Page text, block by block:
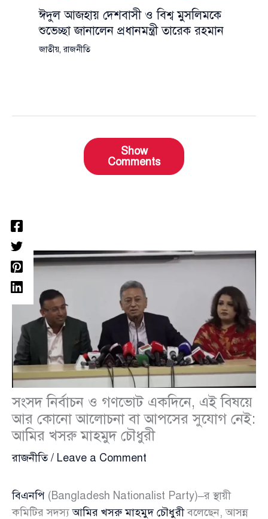
ঈদুল আজহায় দেশবাসী ও বিশ্ব মুসলিমকে
শুভেচ্ছা জানালেন প্রধানমন্ত্রী তারেক রহমান
জাতীয়,রাজনীতি
Show
Comments
সংসদ নির্বাচন ও গণভোট একদিনে, এই বিষয়ে
আর কোনো আলোচনা বা আপসের সুযোগ নেই:
আমির খসরু মাহমুদ চৌধুরী
রাজনীতি/ Leave a Comment
বিএনপি (Bangladesh Nationalist Party)–র স্থায়ী
কমিটির সদস্যআমির খসরু মাহমুদ চৌধুরীবলেছেন, আসন্ন